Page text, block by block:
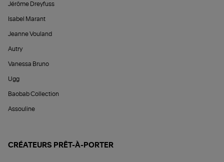
Jérôme Dreyfuss
Isabel Marant
Jeanne Vouland
Autry
Vanessa Bruno
Ugg
Baobab Collection
Assouline
CRÉATEURS PRÊT-À-PORTER